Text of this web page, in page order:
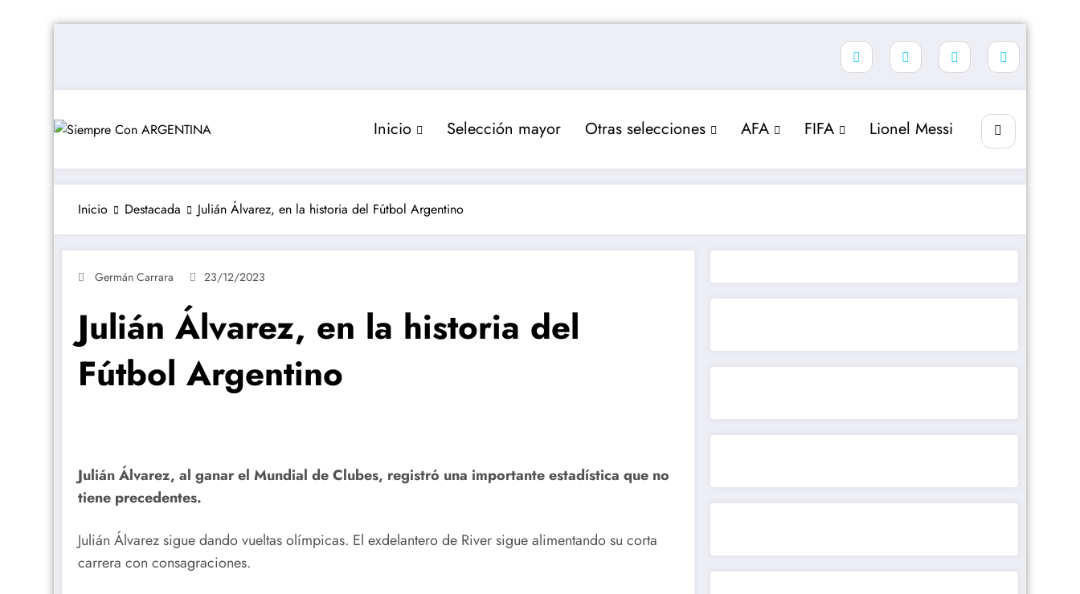
Inicio Selección mayor Otras selecciones AFA FIFA Lionel Messi
Inicio Destacada Julián Álvarez, en la historia del Fútbol Argentino
Germán Carrara 23/12/2023
Julián Álvarez, en la historia del
Fútbol Argentino
Julián Álvarez, al ganar el Mundial de Clubes, registró una importante estadística que no
tiene precedentes.
Julián Álvarez sigue dando vueltas olímpicas. El exdelantero de River sigue alimentando su corta
carrera con consagraciones.